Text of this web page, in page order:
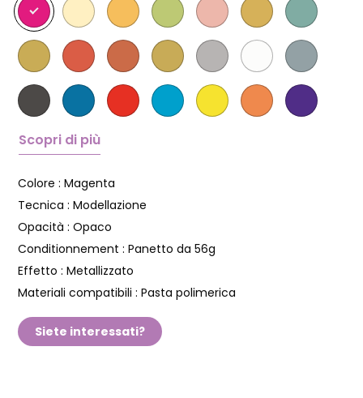
Scopri di più
Colore : Magenta
Tecnica : Modellazione
Opacità : Opaco
Conditionnement : Panetto da 56g
Effetto : Metallizzato
Materiali compatibili : Pasta polimerica
Siete interessati?